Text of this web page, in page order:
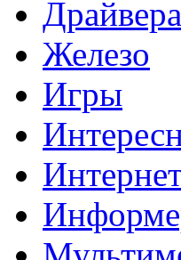
Железо
Игры